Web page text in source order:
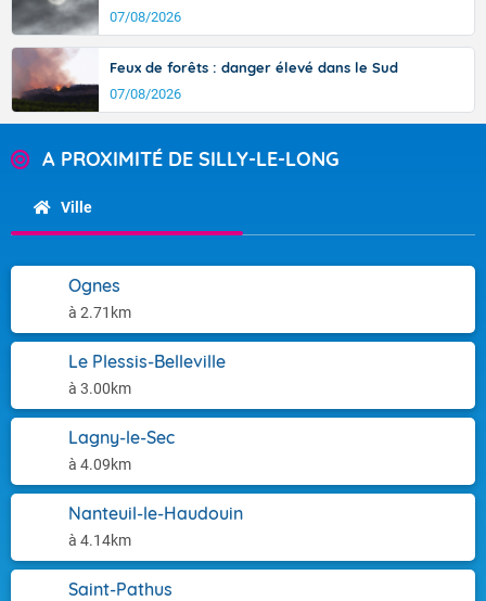
07/08/2026
Feux de forêts : danger élevé dans le Sud
07/08/2026
A PROXIMITÉ DE SILLY-LE-LONG
Ville
Ognes
à 2.71km
Le Plessis-Belleville
à 3.00km
Lagny-le-Sec
à 4.09km
Nanteuil-le-Haudouin
à 4.14km
Saint-Pathus